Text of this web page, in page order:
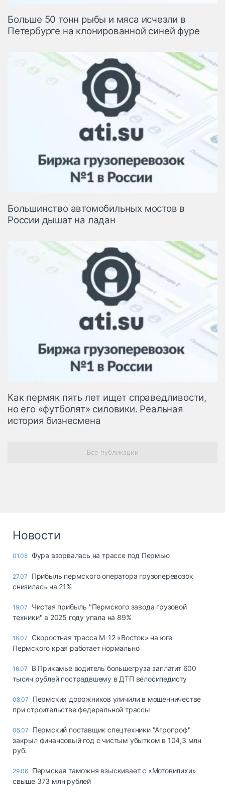
Больше 50 тонн рыбы и мяса исчезли в
Петербурге на клонированной синей фуре
Большинство автомобильных мостов в
России дышат на ладан
Как пермяк пять лет ищет справедливости,
но его «футболят» силовики. Реальная
история бизнесмена
Все публикации
Новости
01.08 Фура взорвалась на трассе под Пермью
27.07
Прибыль пермского оператора грузоперевозок
снизилась на 21%
19.07
Чистая прибыль "Пермского завода грузовой
техники" в 2025 году упала на 89%
16.07
Скоростная трасса М-12 «Восток» на юге
Пермского края работает нормально
16.07
В Прикамье водитель большегруза заплатит 600
тысяч рублей пострадвшему в ДТП велосипедисту
08.07
Пермских дорожников уличили в мошенничестве
при строительстве федеральной трассы
05.07
Пермский поставщик спецтехники "Агропроф"
закрыл финансовый год с чистым убытком в 104,3 млн
руб.
29.06 Пермская таможня взыскивает с «Мотовилихи»
свыше 373 млн рублей